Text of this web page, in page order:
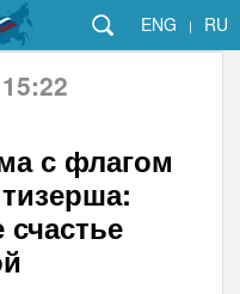
ENG | RU
с флагом